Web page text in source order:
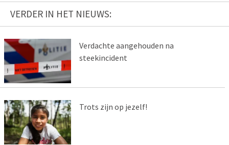
VERDER IN HET NIEUWS:
Verdachte aangehouden na
steekincident
Trots zijn op jezelf!